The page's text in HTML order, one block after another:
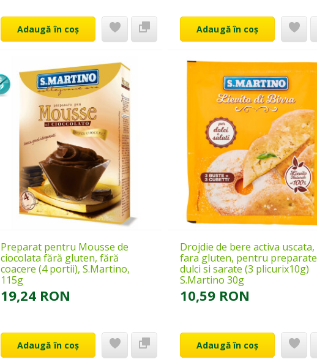
Adaugă în coș Adaugă în coș
Preparat pentru Mousse de
ciocolata fără gluten, fără
coacere (4 portii), S.Martino,
115g
19,24 RON
Adaugă în coș
Drojdie de bere activa uscata,
fara gluten, pentru preparate
dulci si sarate (3 plicurix10g)
S.Martino 30g
10,59 RON
Adaugă în coș